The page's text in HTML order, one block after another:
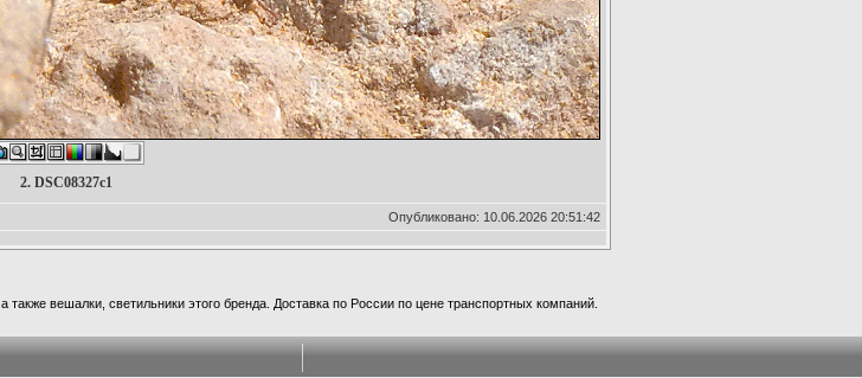
2. DSC08327c1
Опубликовано: 10.06.2026 20:51:42
, а также вешалки, светильники этого бренда. Доставка по России по цене транспортных компаний.